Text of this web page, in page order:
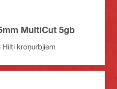
MultiCut 5gb
Hilti kroņurbjiem